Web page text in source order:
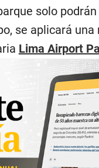
solo
se aplicará
Lima Airport